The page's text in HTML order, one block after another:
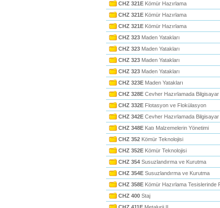
CHZ 321E Kömür Hazırlama
CHZ 321E Kömür Hazırlama
CHZ 321E Kömür Hazırlama
CHZ 323 Maden Yatakları
CHZ 323 Maden Yatakları
CHZ 323 Maden Yatakları
CHZ 323 Maden Yatakları
CHZ 323E Maden Yatakları
CHZ 328E Cevher Hazırlamada Bilgisayar
CHZ 332E Flotasyon ve Flokülasyon
CHZ 342E Cevher Hazırlamada Bilgisayar
CHZ 348E Katı Malzemelerin Yönetimi
CHZ 352 Kömür Teknolojisi
CHZ 352E Kömür Teknolojisi
CHZ 354 Susuzlandırma ve Kurutma
CHZ 354E Susuzlandırma ve Kurutma
CHZ 358E Kömür Hazırlama Tesislerinde
CHZ 400 Staj